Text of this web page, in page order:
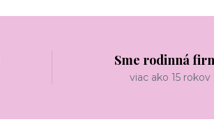
Sme rodinná
viac ako 15 rokov